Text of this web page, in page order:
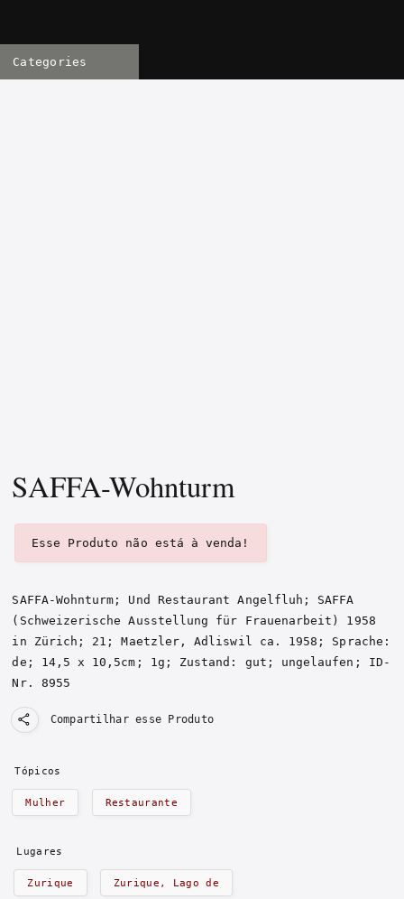
Categories
SAFFA-Wohnturm
Esse Produto não está à venda!
SAFFA-Wohnturm; Und Restaurant Angelfluh; SAFFA
(Schweizerische Ausstellung für Frauenarbeit) 1958
in Zürich ; 21 ;Maetzler, Adliswil ca. 1958 ; Sprache:
de; 14,5 x 10,5cm; 1g; Zustand: gut; ungelaufen ; ID-
Nr. 8955
Compartilhar esse Produto
Tópicos
Mulher Restaurante
Lugares
Zurique Zurique, Lago de